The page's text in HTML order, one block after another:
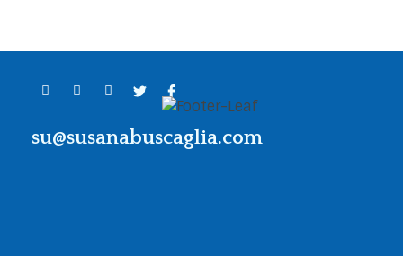
su@susanabuscaglia.com